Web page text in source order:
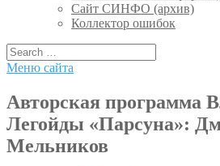
Сайт СИНФО (архив)
Коллектор ошибок
Меню сайта
Авторская программа
Легойды «Парсуна»:
Мельников